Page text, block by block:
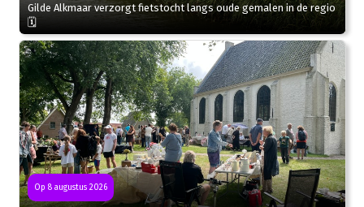
Gilde Alkmaar verzorgt fietstocht langs oude gemalen in de regio
🗓
Op 8 augustus 2026